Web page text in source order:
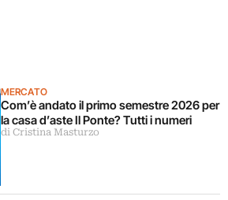
MERCATO
Com’è andato il primo semestre 2026 per
la casa d’aste Il Ponte? Tutti i numeri
di Cristina Masturzo